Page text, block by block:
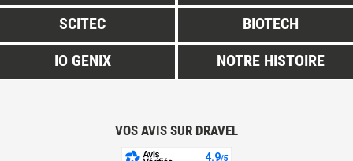
SCITEC
BIOTECH
IO GENIX
NOTRE HISTOIRE
VOS AVIS SUR DRAVEL